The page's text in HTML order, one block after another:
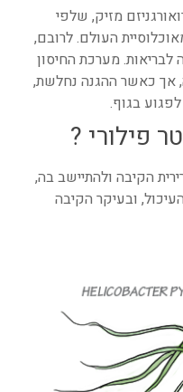
מזיק, שלפי
העולם. לרובם,
לבריאות. מערכת החיסון
אך כאשר ההגנה נחלשת,
בגוף.
פילורי ?
הקיבה ולהתיישב בה,
ובעיקר הקיבה